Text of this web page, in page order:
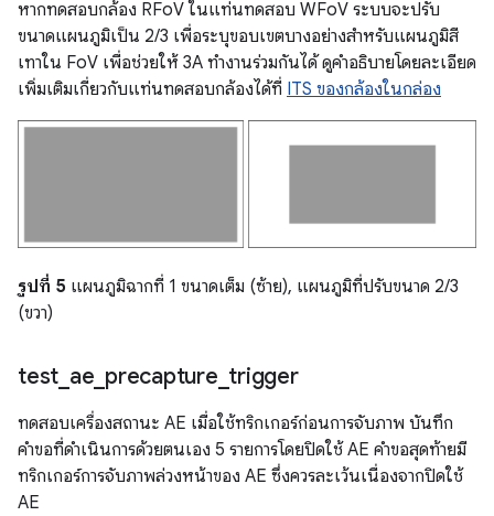
หากทดสอบกล้อง RFoV ในแท่นทดสอบ WFoV ระบบจะปรับ
ขนาดแผนภูมิเป็น 2/3 เพื่อระบุขอบเขตบางอย่างสำหรับแผนภูมิสี
เทาใน FoV เพื่อช่วยให้ 3A ทำงานร่วมกันได้ ดูคำอธิบายโดยละเอียด
เพิ่มเติมเกี่ยวกับแท่นทดสอบกล้องได้ที่ ITS ของกล้องในกล่อง
รูปที่ 5 แผนภูมิฉากที่ 1 ขนาดเต็ม (ซ้าย), แผนภูมิที่ปรับขนาด 2/3
(ขวา)
test ae precapture trigger
ทดสอบเครื่องสถานะ AE เมื่อใช้ทริกเกอร์ก่อนการจับภาพ บันทึก
คำขอที่ดำเนินการด้วยตนเอง 5 รายการโดยปิดใช้ AE คำขอสุดท้ายมี
ทริกเกอร์การจับภาพล่วงหน้าของ AE ซึ่งควรละเว้นเนื่องจากปิดใช้
AE